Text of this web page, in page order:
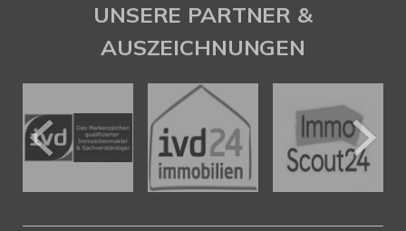
UNSERE PARTNER &
AUSZEICHNUNGEN